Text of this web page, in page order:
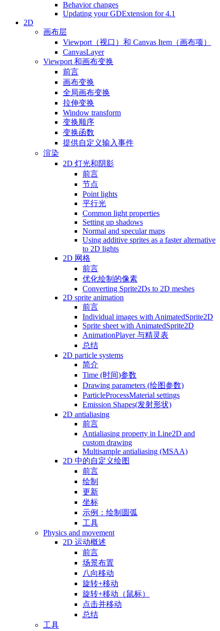
Behavior changes
Updating your GDExtension for 4.1
2D
画布层
Viewport（视口）和 Canvas Item（画布项）
CanvasLayer
Viewport 和画布变换
前言
画布变换
全局画布变换
拉伸变换
Window transform
变换顺序
变换函数
提供自定义输入事件
渲染
2D 灯光和阴影
前言
节点
Point lights
平行光
Common light properties
Setting up shadows
Normal and specular maps
Using additive sprites as a faster alternative
to 2D lights
2D 网格
前言
优化绘制的像素
Converting Sprite2Ds to 2D meshes
2D sprite animation
前言
Individual images with AnimatedSprite2D
Sprite sheet with AnimatedSprite2D
AnimationPlayer 与精灵表
总结
2D particle systems
简介
Time (时间)参数
Drawing parameters (绘图参数)
ParticleProcessMaterial settings
Emission Shapes(发射形状)
2D antialiasing
前言
Antialiasing property in Line2D and
custom drawing
Multisample antialiasing (MSAA)
2D 中的自定义绘图
前言
绘制
更新
坐标
示例：绘制圆弧
工具
Physics and movement
2D 运动概述
前言
场景布置
八向移动
旋转+移动
旋转+移动（鼠标）
点击并移动
总结
工具